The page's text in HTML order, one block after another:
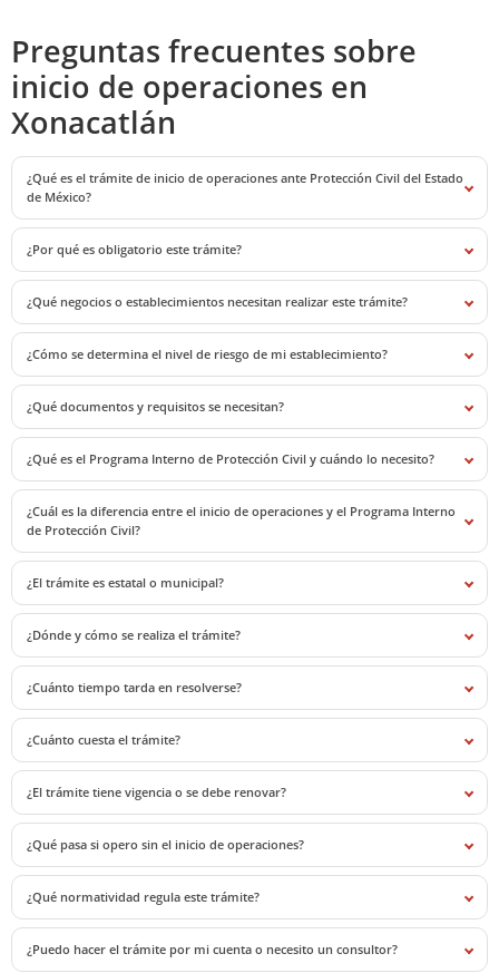
Preguntas frecuentes sobre
inicio de operaciones en
Xonacatlán
¿Qué es el trámite de inicio de operaciones ante Protección Civil del Estado
de México?
¿Por qué es obligatorio este trámite?
¿Qué negocios o establecimientos necesitan realizar este trámite?
¿Cómo se determina el nivel de riesgo de mi establecimiento?
¿Qué documentos y requisitos se necesitan?
¿Qué es el Programa Interno de Protección Civil y cuándo lo necesito?
¿Cuál es la diferencia entre el inicio de operaciones y el Programa Interno
de Protección Civil?
¿El trámite es estatal o municipal?
¿Dónde y cómo se realiza el trámite?
¿Cuánto tiempo tarda en resolverse?
¿Cuánto cuesta el trámite?
¿El trámite tiene vigencia o se debe renovar?
¿Qué pasa si opero sin el inicio de operaciones?
¿Qué normatividad regula este trámite?
¿Puedo hacer el trámite por mi cuenta o necesito un consultor?